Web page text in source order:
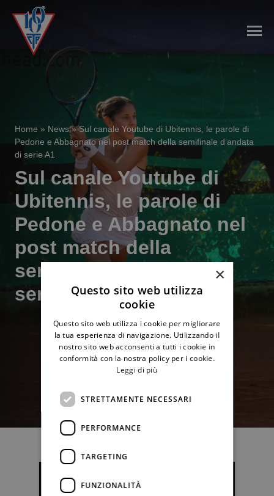
Home » News»Sul canale Youtube di Ubitennis, le parole di
Pedone e Abbagnato nel post match della semifinale d’andata
di serie A1
Sul canale Youtube di
Ubitennis, le parole di
Pedone e Abbagnato nel
post match della
semifinale d’andata di
serie A1
×
Questo sito web utilizza
cookie
Questo sito web utilizza i cookie per migliorare
la tua esperienza di navigazione. Utilizzando il
nostro sito web acconsenti a tutti i cookie in
conformità con la nostra policy per i cookie.
Leggi di più
STRETTAMENTE NECESSARI
PERFORMANCE
TARGETING
FUNZIONALITÀ